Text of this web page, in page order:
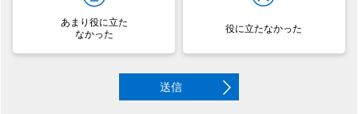
あまり役に立た
なかった
役に立たなかった
送信